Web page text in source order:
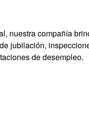
nuestra compañía
jubilación,
de desempleo.